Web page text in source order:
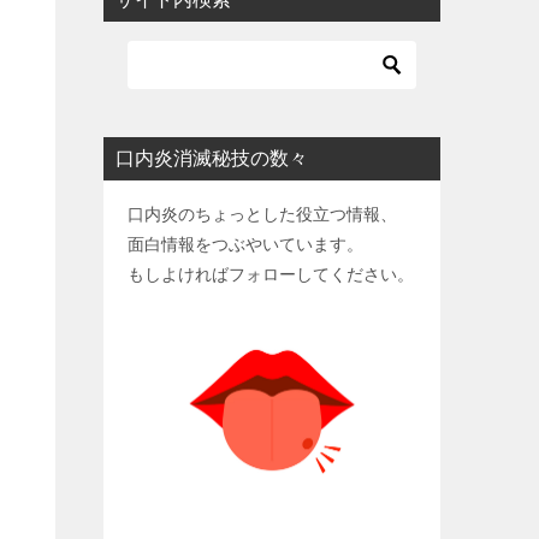
口内炎消滅秘技の数々
口内炎のちょっとした役立つ情報、
面白情報をつぶやいています。
もしよければフォローしてください。